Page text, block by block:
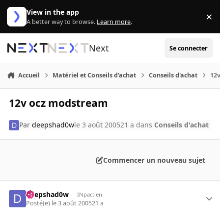
Aller au contenu
View in the app
A better way to browse. Learn more. ×
Next Se connecter
Accueil Matériel et Conseils d'achat Conseils d'achat
12v ocz modstream
Pardeepshad0wle 3 août 200521 a dans Conseils d'achat
Commencer un nouveau sujet
deepshad0w INpactien
Posté(e) le 3 août 200521 a